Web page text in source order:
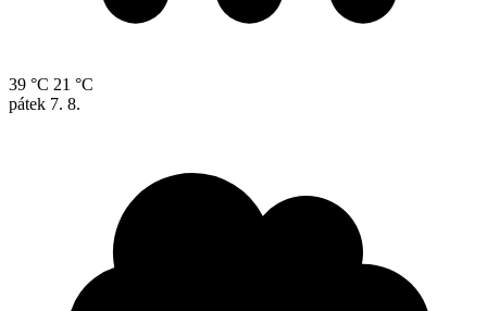
39 °C 21 °C
pátek 7. 8.